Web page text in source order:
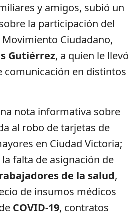
y amigos, subió un
la participación del
Ciudadano,
Gutiérrez, a quien le llevó
comunicación en distintos
nota informativa sobre
al robo de tarjetas de
en Ciudad Victoria;
falta de asignación de
de la salud,
de insumos médicos
COVID-19, contratos